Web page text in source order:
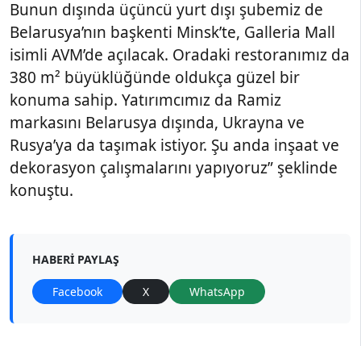
Bunun dışında üçüncü yurt dışı şubemiz de
Belarusya’nın başkenti Minsk’te, Galleria Mall
isimli AVM’de açılacak. Oradaki restoranımız da
380 m² büyüklüğünde oldukça güzel bir
konuma sahip. Yatırımcımız da Ramiz
markasını Belarusya dışında, Ukrayna ve
Rusya’ya da taşımak istiyor. Şu anda inşaat ve
dekorasyon çalışmalarını yapıyoruz” şeklinde
konuştu.
HABERI PAYLAŞ
Facebook X WhatsApp